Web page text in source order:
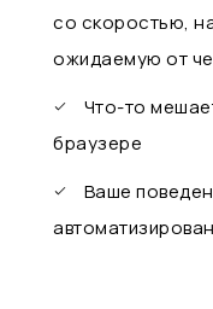
со скоростью,
ожидаемую от
Что-то
браузере
Ваше